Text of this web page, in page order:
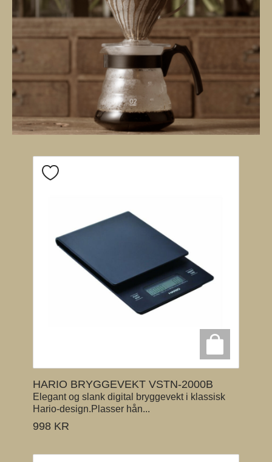
HARIO BRYGGEVEKT VSTN-2000B
Elegant og slank digital bryggevekt i klassisk
Hario-design.Plasser hån...
998 KR